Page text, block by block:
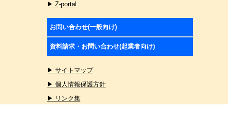
▶ Z-portal
お問い合わせ(一般向け)
資料請求・お問い合わせ(起業者向け)
▶ サイトマップ
▶ 個人情報保護方針
▶ リンク集